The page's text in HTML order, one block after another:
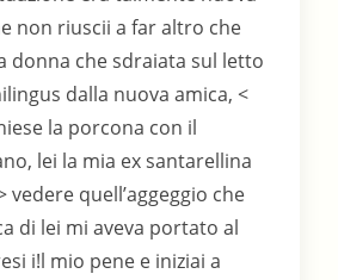
non riuscii a far altro che
donna che sdraiata sul letto
dalla nuova amica, <
la porcona con il
lei la mia ex santarellina
vedere quell’aggeggio che
di lei mi aveva portato al
i!l mio pene e iniziai a